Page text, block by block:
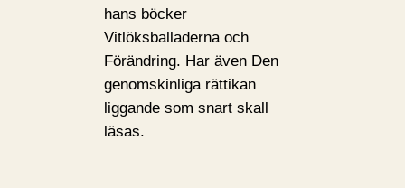
hans böcker
Vitlöksballaderna och
Förändring. Har även Den
genomskinliga rättikan
liggande som snart skall
läsas.